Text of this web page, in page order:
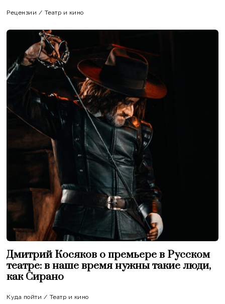
Рецензии / Театр и кино
Дмитрий Косяков о премьере в Русском
театре: в наше время нужны такие люди,
как Сирано
Куда пойти / Театр и кино